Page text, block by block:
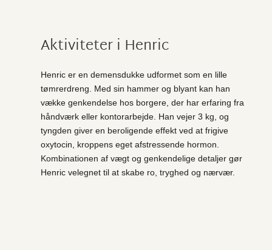
Aktiviteter i Henric
Henric er en demensdukke udformet som en lille
tømrerdreng. Med sin hammer og blyant kan han
vække genkendelse hos borgere, der har erfaring fra
håndværk eller kontorarbejde. Han vejer 3 kg, og
tyngden giver en beroligende effekt ved at frigive
oxytocin, kroppens eget afstressende hormon.
Kombinationen af vægt og genkendelige detaljer gør
Henric velegnet til at skabe ro, tryghed og nærvær.